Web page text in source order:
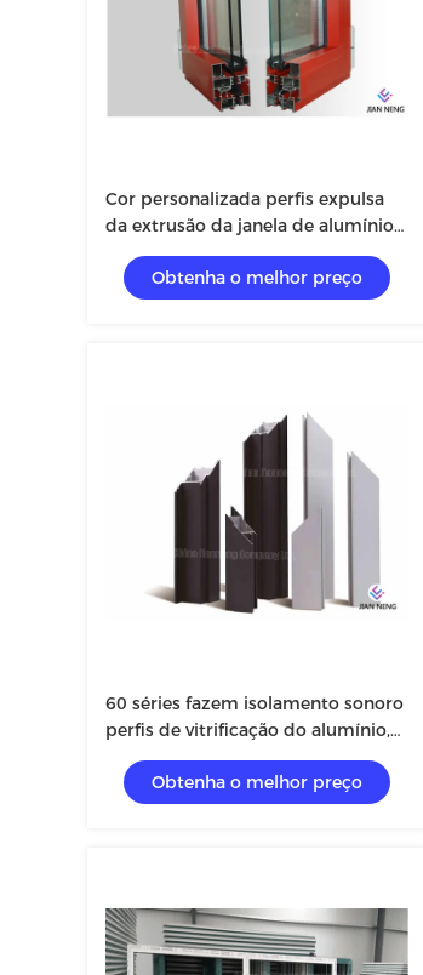
Cor personalizada perfis expulsa
da extrusão da janela de alumínio
duas camadas de vidro
Obtenha o melhor preço
60 séries fazem isolamento sonoro
perfis de vitrificação do alumínio,
Thermal - perfil do quadro de
janela da ruptura
Obtenha o melhor preço